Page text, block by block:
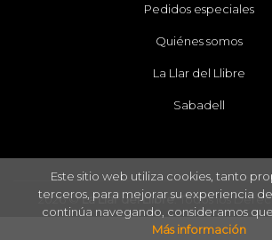
Pedidos especiales
Quiénes somos
La Llar del Llibre
Sabadell
2026 ©La Llar del Llibre. Todos los
Este sitio web utiliza cookies, tanto
terceros, para mejorar su experiencia
continúa navegando, consideramos que
Más información